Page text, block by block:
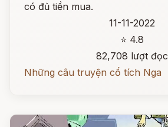
có đủ tiền mua.
11-11-2022
⭐ 4.8
82,708 lượt đọc
Những câu truyện cổ tích Nga